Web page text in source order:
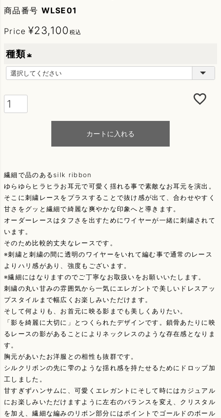
商品番号 WLSE01
Price ¥23,100 税込
種類
(
必
須
カートに入れる
繊細で品のあるsilk ribbon
ゆらゆらヒラヒラお耳元で可愛く揺れる事で素敵なお耳元を演出。
そこに刺繍レースをプラスすることで抜け感が出て、合わせやすく
甘さをグッと繊細で綺麗な爽やかな印象へと導きます。
オーダーレースはタフさを出すためにワイヤーが一緒に刺繍されて
います。
そのため比較的丈夫なレースです。
※刺繍と刺繍の間に透明のワイヤーをいれて編む事で通常のレース
よりハリ感があり、強度もございます。
※繊細にはなりますのでご丁寧なお取扱いをお願いいたします。
刺繍の丸い甘みの雰囲気から一気にエレガントで美しいドレスアッ
プスタイルまで幅広くお楽しみいただけます。
そして何よりも、お首元に映る影までも美しくありたい。
「影を綺麗に大切に」とつくられたデザインです。鎖骨あたりに映
るレースの影があることによりネックレスのような存在感となりま
す。
胸元があいたお洋服との相性も抜群です。
シルクリボンの先に雫のような揺れ感を持たせるためにドロップ加
工しました。
甘すぎずハンサムに、可愛くエレガントにそして時にはカジュアル
にお楽しみいただけますように左右のバランスを変え、クリスタル
を加え、繊細な編みのリボン部分にはポイントでゴールドのボール